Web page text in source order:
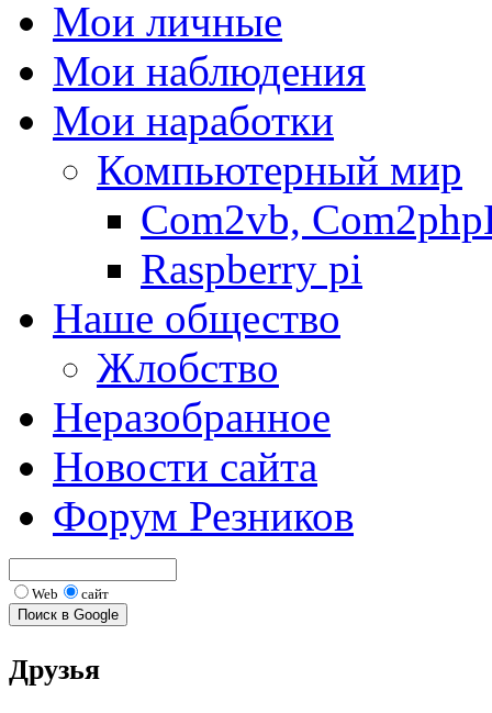
Мои личные
Мои наблюдения
Мои наработки
Компьютерный мир
Com2vb,
Raspberry pi
Наше общество
Жлобство
Неразобранное
Новости сайта
Форум Резников
Web сайт
Друзья